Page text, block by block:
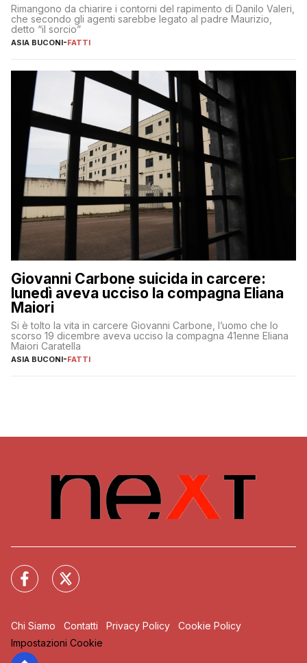
Rimangono da chiarire i contorni del rapimento di Danilo Valeri,
che secondo gli agenti sarebbe legato al padre Maurizio,
detto “il sorcio”
ASIA BUCONI-FATTI
Giovanni Carbone suicida in carcere:
lunedì aveva ucciso la compagna Eliana
Maiori
Si è tolto la vita in carcere Giovanni Carbone, l’uomo che lo
scorso 19 dicembre aveva ucciso la compagna 41enne Eliana
Maiori Caratella
ASIA BUCONI-FATTI
Chi Siamo Contatti Privacy Policy
Cookie Policy
Impostazioni Cookie